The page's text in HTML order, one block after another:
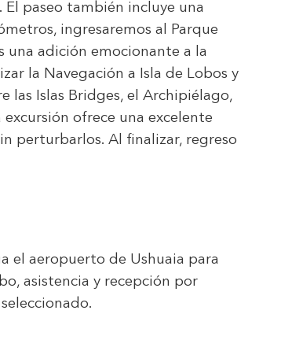
paseo también incluye una
ingresaremos al Parque
una adición emocionante a la
la Navegación a Isla de Lobos y
las Islas Bridges, el Archipiélago,
excursión ofrece una excelente
perturbarlos. Al finalizar, regreso
el aeropuerto de Ushuaia para
asistencia y recepción por